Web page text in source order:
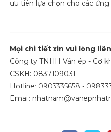
ưu tiên lựa chọn cho các
Mọi chi tiết xin vui lòng
Công ty TNHH Ván ép - Cơ
CSKH: 0837109031
Hotline: 0903335658 -
Email: